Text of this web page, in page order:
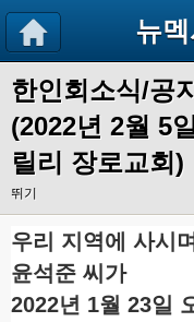
뉴
한인회소식/공
(2022년 2월 5
릴리 장로교회)
뛰기
우리 지역에 사시
윤석준 씨가
2022년 1월 23일